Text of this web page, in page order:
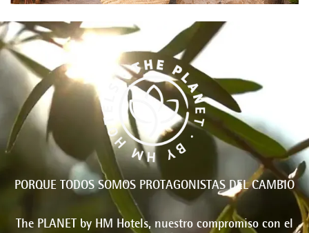
PORQUE TODOS SOMOS PROTAGONISTAS DEL CAMBIO
The PLANET by HM Hotels, nuestro compromiso con el